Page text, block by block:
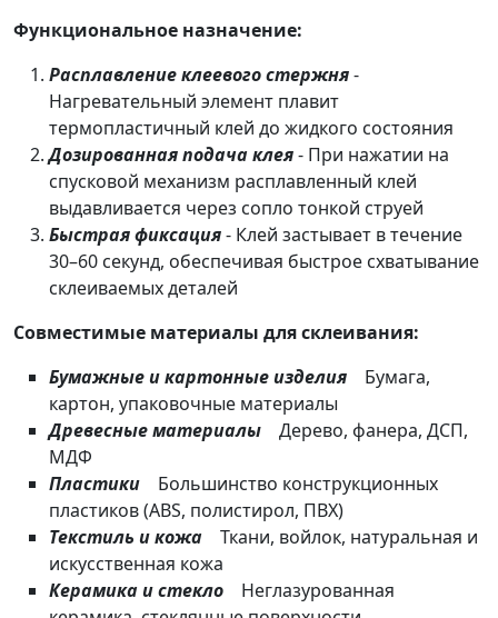
Функциональное назначение:
Расплавление клеевого стержня-
Нагревательный элемент плавит
термопластичный клей до жидкого состояния
Дозированная подача клея- При нажатии на
спусковой механизм расплавленный клей
выдавливается через сопло тонкой струей
Быстрая фиксация- Клей застывает в течение
30–60 секунд, обеспечивая быстрое схватывание
склеиваемых деталей
Совместимые материалы для склеивания:
Бумажные и картонные изделия Бумага,
картон, упаковочные материалы
Древесные материалы Дерево, фанера, ДСП,
МДФ
Пластики Большинство конструкционных
пластиков (ABS, полистирол, ПВХ)
Текстиль и кожа Ткани, войлок, натуральная и
искусственная кожа
Керамика и стекло Неглазурованная